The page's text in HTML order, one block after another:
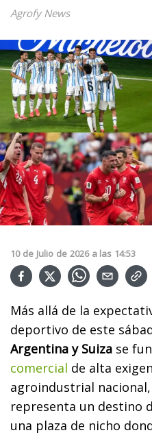
Agrofy News
10 de Julio de 2026 a las 14:53
Más allá de la
deportivo de este
Argentina y Suiza se
comercial de alta
agroindustrial
representa un destino
una plaza de nicho